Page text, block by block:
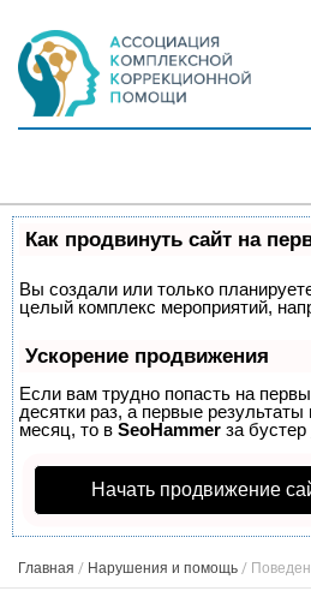
Как продвинуть сайт на
Вы создали или только
целый комплекс мероприятий,
Ускорение продвижения
Если вам трудно попасть на
десятки раз, а первые
месяц, то в SeoHammer за бустер
Начать продвижение
Главная / Нарушения и помощь /